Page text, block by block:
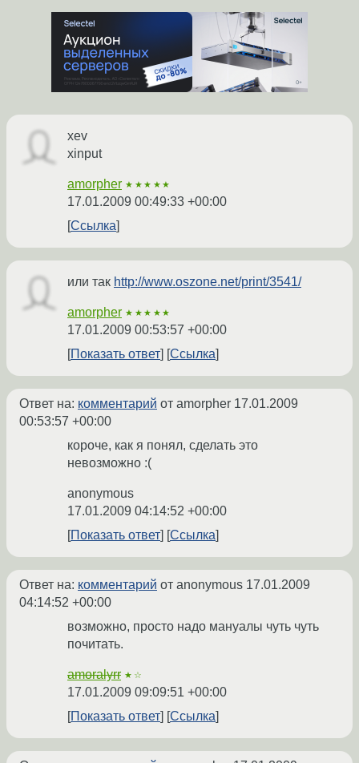
xev
xinput
amorpher ★★★★★
17.01.2009 00:49:33 +00:00
Ссылка
или так http://www.oszone.net/print/3541/
amorpher ★★★★★
17.01.2009 00:53:57 +00:00
Показать ответ
Ссылка
Ответ на: комментарий от amorpher 17.01.2009
00:53:57 +00:00
короче, как я понял, сделать это
невозможно :(
anonymous
17.01.2009 04:14:52 +00:00
Показать ответ
Ссылка
Ответ на: комментарий от anonymous 17.01.2009
04:14:52 +00:00
возможно, просто надо мануалы чуть чуть
почитать.
amoralyrr ★☆
17.01.2009 09:09:51 +00:00
Показать ответ
Ссылка